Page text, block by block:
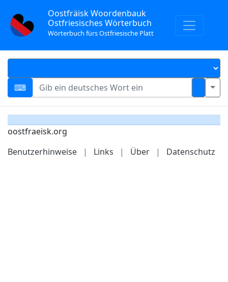
Oostfräisk Woordenbauk
Ostfriesisches Wörterbuch
Wörterbuch fürs Ostfriesische Platt
oostfraeisk.org
Benutzerhinweise
| Links | Über | Datenschutz